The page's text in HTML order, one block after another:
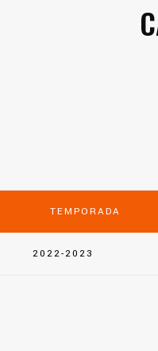
TEMPORADA
2022-2023